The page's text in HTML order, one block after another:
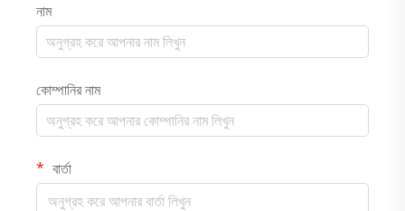
নাম
কোম্পানির নাম
বার্তা